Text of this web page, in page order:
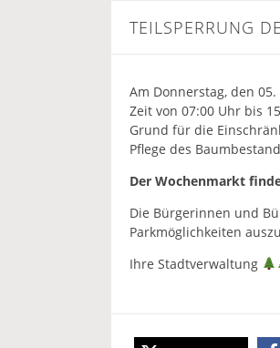
TEILSPERRUNG
Am Donnerstag, den
Zeit von 07:00 Uhr bis
Grund für die
Pflege des
Der Wochenmarkt
Die Bürgerinnen und
Parkmöglichkeiten
Ihre Stadtverwaltung